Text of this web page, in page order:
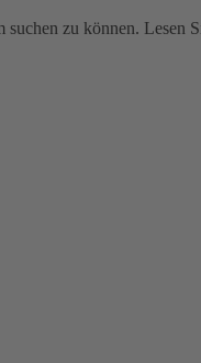
zu können. Lesen